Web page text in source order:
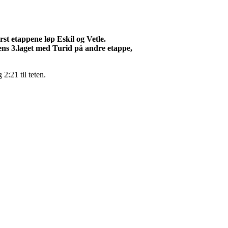
etappene løp Eskil og Vetle.
3.laget med Turid på andre etappe,
2:21 til teten.